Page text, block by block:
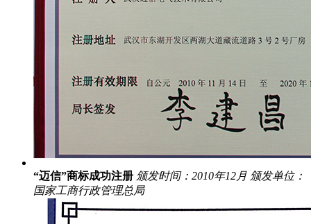
“迈信”商标成功注册 颁发时间：2010年12月 颁发单位：
国家工商行政管理总局